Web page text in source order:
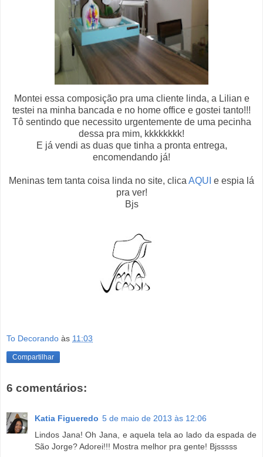
Montei essa composição pra uma cliente linda, a Lilian e
testei na minha bancada e no home office e gostei tanto!!!
Tô sentindo que necessito urgentemente de uma pecinha
dessa pra mim, kkkkkkkk!
E já vendi as duas que tinha a pronta entrega,
encomendando já!
Meninas tem tanta coisa linda no site, clica AQUI e espia lá
pra ver!
Bjs
To Decorando às 11:03
Compartilhar
6 comentários:
Katia Figueredo 5 de maio de 2013 às 12:06
Lindos Jana! Oh Jana, e aquela tela ao lado da espada de
São Jorge? Adorei!!! Mostra melhor pra gente! Bjsssss